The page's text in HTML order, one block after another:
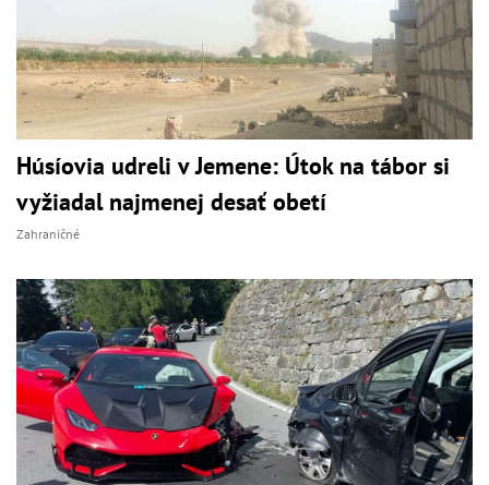
Húsíovia udreli v Jemene: Útok na tábor si
vyžiadal najmenej desať obetí
Zahraničné